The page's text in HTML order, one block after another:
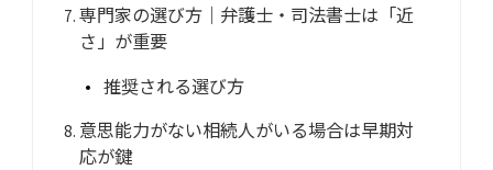
専門家の選び方｜弁護士・司法書士は「近
さ」が重要
推奨される選び方
意思能力がない相続人がいる場合は早期対
応が鍵